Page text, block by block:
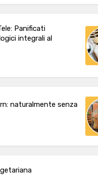
Panificati
integrali al
naturalmente senza